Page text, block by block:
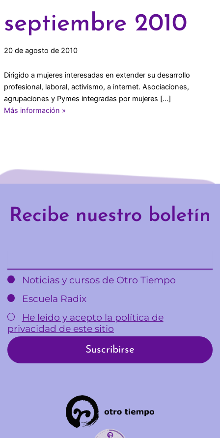
septiembre 2010
20 de agosto de 2010
Dirigido a mujeres interesadas en extender su desarrollo
profesional, laboral, activismo, a internet. Asociaciones,
agrupaciones y Pymes integradas por mujeres […]
Más información »
Recibe nuestro boletín
Noticias y cursos de Otro Tiempo
Escuela Radix
He leido y acepto la política de
privacidad de este sitio